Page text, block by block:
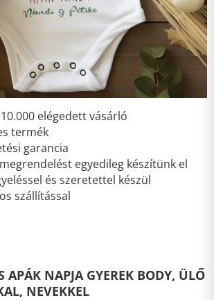
elégedett vásárló
termék
garancia
egyedileg készítünk el
és szeretettel készül
szállítással
APÁK NAPJA GYEREK BODY, ÜLŐ
NEVEKKEL